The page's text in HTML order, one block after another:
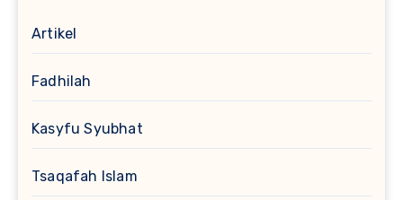
Artikel
Fadhilah
Kasyfu Syubhat
Tsaqafah Islam